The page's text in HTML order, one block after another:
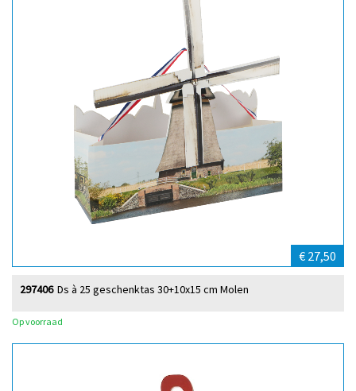
€ 27,50
Ds à 25 geschenktas 30+10x15 cm Molen
297406
Op voorraad